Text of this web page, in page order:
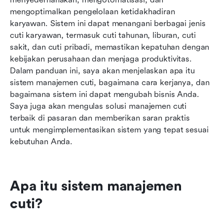
mengoptimalkan pengelolaan ketidakhadiran
karyawan. Sistem ini dapat menangani berbagai jenis
cuti karyawan, termasuk cuti tahunan, liburan, cuti
sakit, dan cuti pribadi, memastikan kepatuhan dengan
kebijakan perusahaan dan menjaga produktivitas.
Dalam panduan ini, saya akan menjelaskan apa itu
sistem manajemen cuti, bagaimana cara kerjanya, dan
bagaimana sistem ini dapat mengubah bisnis Anda.
Saya juga akan mengulas solusi manajemen cuti
terbaik di pasaran dan memberikan saran praktis
untuk mengimplementasikan sistem yang tepat sesuai
kebutuhan Anda.
Apa itu sistem manajemen
cuti?